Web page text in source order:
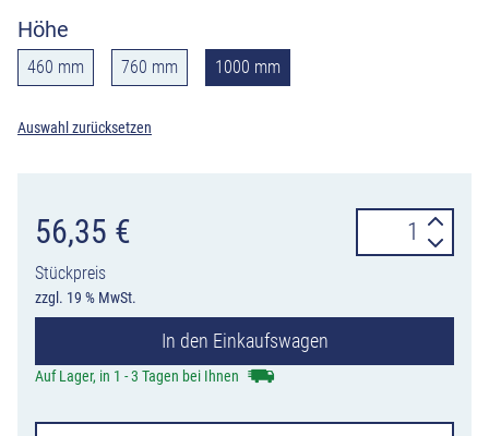
Höhe
460 mm 760 mm 1000 mm
Auswahl zurücksetzen
56,35 €
Stückpreis
zzgl. 19 % MwSt.
Leitzylinder
Ø
FlexPin
In den Einkaufswagen
Auf Lager, in 1 - 3 Tagen bei Ihnen